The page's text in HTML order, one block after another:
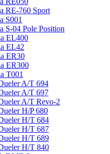
RE-760 Sport
S001
S-04 Pole Position
EL400
EL42
ER30
ER300
T001
A/T 694
A/T 697
A/T Revo-2
H/P 680
H/T 684
H/T 687
H/T 689
H/T 840